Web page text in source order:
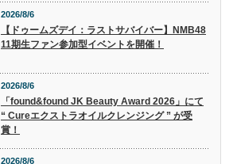
2026/8/6
【ドゥームズデイ：ラストサバイバー】NMB48
11期生ファン参加型イベントを開催！
2026/8/6
「found&found JK Beauty Award 2026」にて
“ Cureエクストラオイルクレンジング ” が受
賞！
2026/8/6